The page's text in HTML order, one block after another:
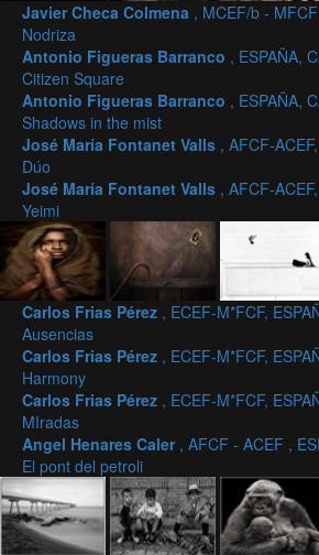
Javier Checa Colmena , MCEF/b -
Nodriza
Antonio Figueras Barranco , ESPAÑA,
Citizen Square
Antonio Figueras Barranco , ESPAÑA,
Shadows in the mist
José María Fontanet Valls , AFCF-
Dúo
José María Fontanet Valls , AFCF-
Yeimi
Carlos Frias Pérez , ECEF-M*FCF,
Ausencias
Carlos Frias Pérez , ECEF-M*FCF,
Harmony
Carlos Frias Pérez , ECEF-M*FCF,
MIradas
Angel Henares Caler , AFCF - ACEF ,
El pont del petroli